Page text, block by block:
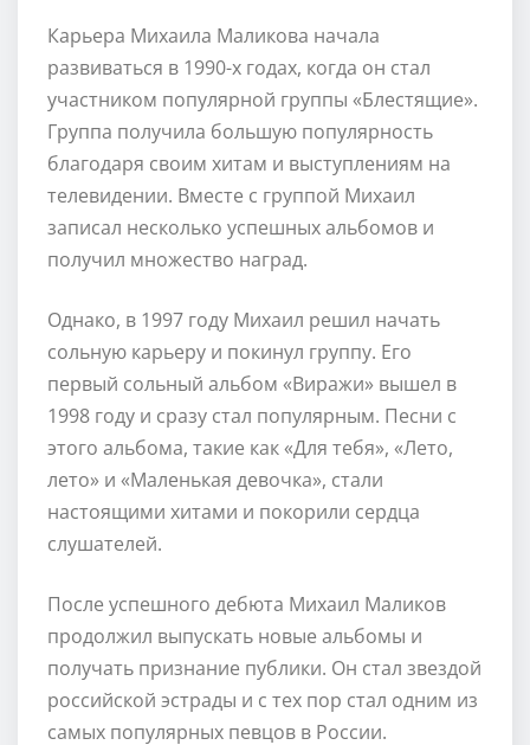
Карьера Михаила Маликова начала
развиваться в 1990-х годах, когда он стал
участником популярной группы «Блестящие».
Группа получила большую популярность
благодаря своим хитам и выступлениям на
телевидении. Вместе с группой Михаил
записал несколько успешных альбомов и
получил множество наград.
Однако, в 1997 году Михаил решил начать
сольную карьеру и покинул группу. Его
первый сольный альбом «Виражи» вышел в
1998 году и сразу стал популярным. Песни с
этого альбома, такие как «Для тебя», «Лето,
лето» и «Маленькая девочка», стали
настоящими хитами и покорили сердца
слушателей.
После успешного дебюта Михаил Маликов
продолжил выпускать новые альбомы и
получать признание публики. Он стал звездой
российской эстрады и с тех пор стал одним из
самых популярных певцов в России.